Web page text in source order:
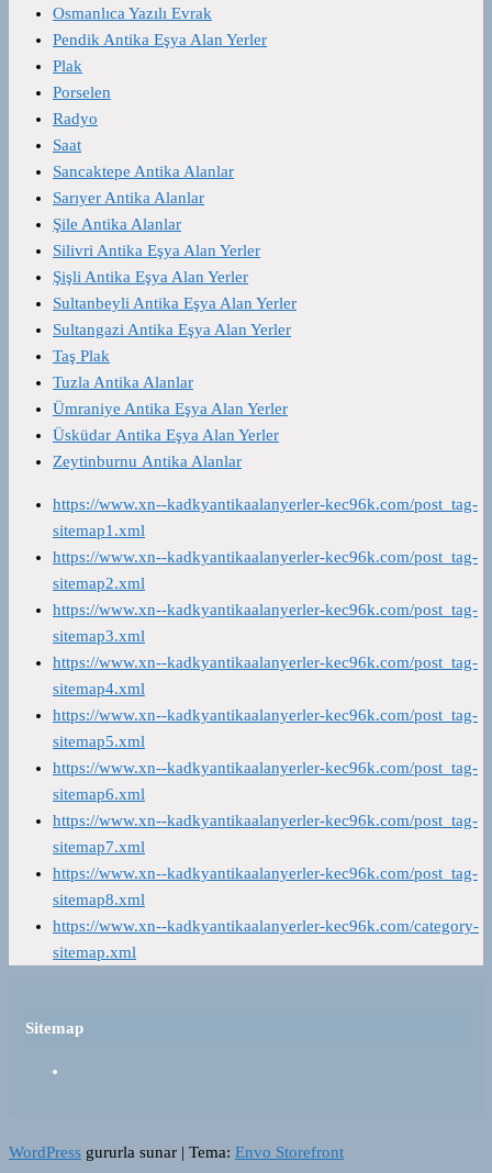
Osmanlıca Yazılı Evrak
Pendik Antika Eşya Alan Yerler
Plak
Porselen
Radyo
Saat
Sancaktepe Antika Alanlar
Sarıyer Antika Alanlar
Şile Antika Alanlar
Silivri Antika Eşya Alan Yerler
Şişli Antika Eşya Alan Yerler
Sultanbeyli Antika Eşya Alan Yerler
Sultangazi Antika Eşya Alan Yerler
Taş Plak
Tuzla Antika Alanlar
Ümraniye Antika Eşya Alan Yerler
Üsküdar Antika Eşya Alan Yerler
Zeytinburnu Antika Alanlar
https://www.xn--kadkyantikaalanyerler-kec96k.com/post_tag-
sitemap1.xml
https://www.xn--kadkyantikaalanyerler-kec96k.com/post_tag-
sitemap2.xml
https://www.xn--kadkyantikaalanyerler-kec96k.com/post_tag-
sitemap3.xml
https://www.xn--kadkyantikaalanyerler-kec96k.com/post_tag-
sitemap4.xml
https://www.xn--kadkyantikaalanyerler-kec96k.com/post_tag-
sitemap5.xml
https://www.xn--kadkyantikaalanyerler-kec96k.com/post_tag-
sitemap6.xml
https://www.xn--kadkyantikaalanyerler-kec96k.com/post_tag-
sitemap7.xml
https://www.xn--kadkyantikaalanyerler-kec96k.com/post_tag-
sitemap8.xml
https://www.xn--kadkyantikaalanyerler-kec96k.com/category-
sitemap.xml
Sitemap
WordPress gururla sunar | Tema: Envo Storefront